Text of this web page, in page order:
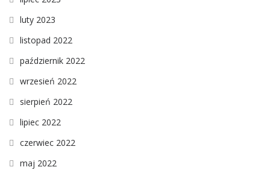
luty 2023
listopad 2022
październik 2022
wrzesień 2022
sierpień 2022
lipiec 2022
czerwiec 2022
maj 2022